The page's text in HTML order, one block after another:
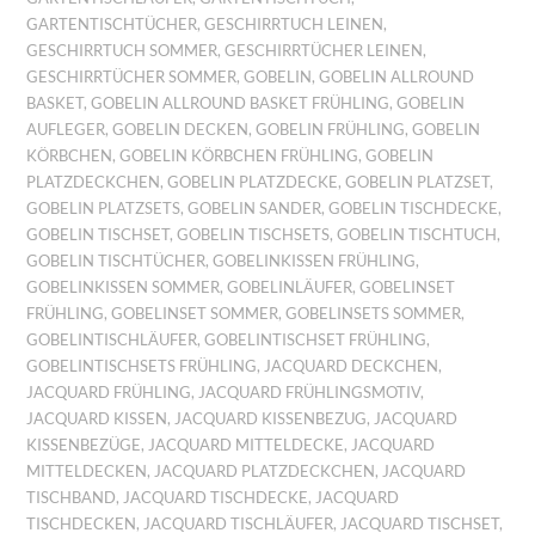
GARTENTISCHTÜCHER,GESCHIRRTUCH LEINEN ,
GESCHIRRTUCH SOMMER,GESCHIRRTÜCHER LEINEN ,
GESCHIRRTÜCHER SOMMER,GOBELIN ,GOBELIN ALLROUND
BASKET,GOBELIN ALLROUND BASKET FRÜHLING,GOBELIN
AUFLEGER,GOBELIN DECKEN ,GOBELIN FRÜHLING,GOBELIN
KÖRBCHEN ,GOBELIN KÖRBCHEN FRÜHLING,GOBELIN
PLATZDECKCHEN ,GOBELIN PLATZDECKE,GOBELIN PLATZSET,
GOBELIN PLATZSETS,GOBELIN SANDER,GOBELIN TISCHDECKE,
GOBELIN TISCHSET,GOBELIN TISCHSETS,GOBELIN TISCHTUCH ,
GOBELIN TISCHTÜCHER,GOBELINKISSEN FRÜHLING,
GOBELINKISSEN SOMMER,GOBELINLÄUFER,GOBELINSET
FRÜHLING,GOBELINSET SOMMER,GOBELINSETS SOMMER,
GOBELINTISCHLÄUFER,GOBELINTISCHSET FRÜHLING,
GOBELINTISCHSETS FRÜHLING, JACQUARD DECKCHEN ,
JACQUARD FRÜHLING, JACQUARD FRÜHLINGSMOTIV,
JACQUARD KISSEN , JACQUARD KISSENBEZUG, JACQUARD
KISSENBEZÜGE, JACQUARD MITTELDECKE, JACQUARD
MITTELDECKEN , JACQUARD PLATZDECKCHEN , JACQUARD
TISCHBAND, JACQUARD TISCHDECKE, JACQUARD
TISCHDECKEN , JACQUARD TISCHLÄUFER, JACQUARD TISCHSET,